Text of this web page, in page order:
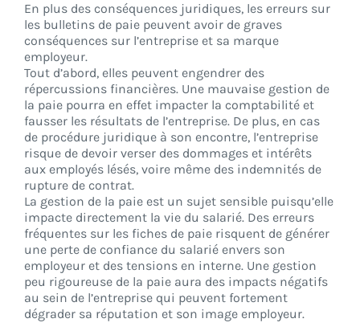
En plus des conséquences juridiques, les erreurs sur
les bulletins de paie peuvent avoir de graves
conséquences sur l’entreprise et sa marque
employeur.
Tout d’abord, elles peuvent engendrer des
répercussions financières. Une mauvaise gestion de
la paie pourra en effet impacter la comptabilité et
fausser les résultats de l’entreprise. De plus, en cas
de procédure juridique à son encontre, l’entreprise
risque de devoir verser des dommages et intérêts
aux employés lésés, voire même des indemnités de
rupture de contrat.
La gestion de la paie est un sujet sensible puisqu’elle
impacte directement la vie du salarié. Des erreurs
fréquentes sur les fiches de paie risquent de générer
une perte de confiance du salarié envers son
employeur et des tensions en interne. Une gestion
peu rigoureuse de la paie aura des impacts négatifs
au sein de l’entreprise qui peuvent fortement
dégrader sa réputation et son image employeur.